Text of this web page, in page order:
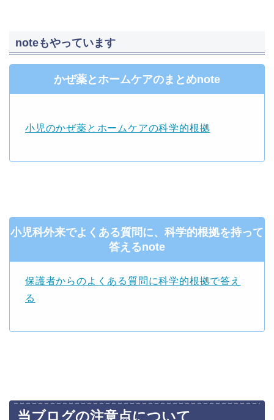
noteもやっています
かぜ薬とホームケアのまとめnote
小児のかぜ薬とホームケアの科学的根拠
小児科外来でよくある質問に、科学的根拠を持って
答えるnote
保護者からのよくある質問に科学的根拠で答え
る
当ブログの注意点について